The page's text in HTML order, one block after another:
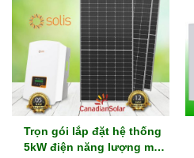
Trọn gói lắp đặt hệ thống
5kW điện năng lượng mặt